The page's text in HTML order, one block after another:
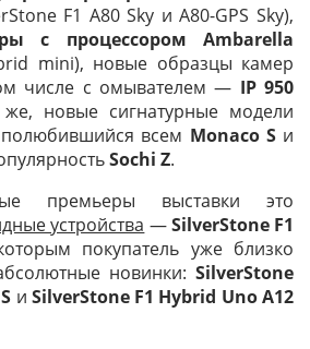
F1 A80 Sky и A80-GPS Sky),
с процессором Ambarella
mini), новые образцы камер
числе с омывателем — IP 950
новые сигнатурные модели
полюбившийся всем Monaco Sи
Sochi Z.
премьеры выставки это
устройства —SilverStone F1
покупатель уже близко
новинки: SilverStone
и SilverStone F1 Hybrid Uno A12